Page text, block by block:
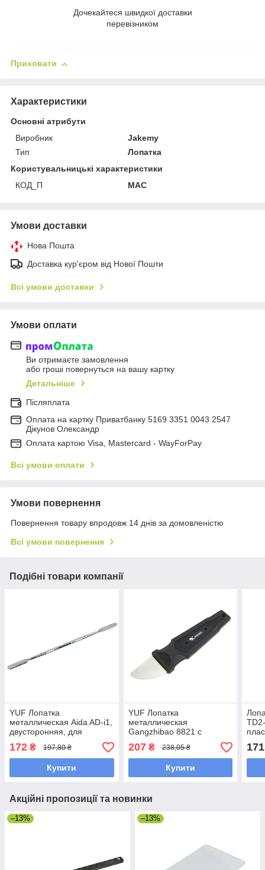
Дочекайтеся швидкої доставки
перевізником
Приховати
Характеристики
Основні атрибути
Виробник
Jakemy
Тип
Лопатка
Користувальницькі характеристики
КОД_П
MAC
Умови доставки
Нова Пошта
Доставка кур'єром від Нової Пошти
Всі умови доставки
Умови оплати
Ви отримаєте замовлення
або гроші повернуться на вашу картку
Детальніше
Післяплата
Оплата на картку Приватбанку 5169 3351 0043 2547
Дікунов Олександр
Оплата картою Visa, Mastercard - WayForPay
Всі умови оплати
Умови повернення
Повернення товару впродовж 14 днів за домовленістю
Всі умови повернення
Подібні товари компанії
YUF Лопатка
металлическая Aida AD-i1,
двусторонняя, для
разборки корпусов
172 ₴ 197,80 ₴
Купити
YUF Лопатка
металлическая
Gangzhibao 8821 с
пластиковой рукояткой,
для разборки корпусов
207₴ 238,05 ₴
Купити
171
Акційні пропозиції та новинки
–13% –13%